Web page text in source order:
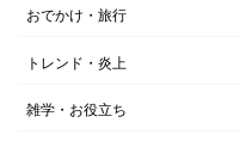
おでかけ・旅行
トレンド・炎上
雑学・お役立ち